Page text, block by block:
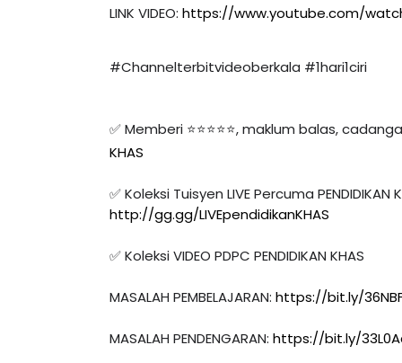
LINK VIDEO: https://www.youtube.com/
#Channelterbitvideoberkala​ #1hari1ciri
✅ Memberi ⭐⭐⭐⭐⭐, maklum balas,
KHAS
http://gg.gg/LIVEpendidikanKHAS
✅ Koleksi VIDEO PDPC PENDIDIKAN KHAS
MASALAH PEMBELAJARAN: https://bit.ly/
MASALAH PENDENGARAN: https://bit.ly/